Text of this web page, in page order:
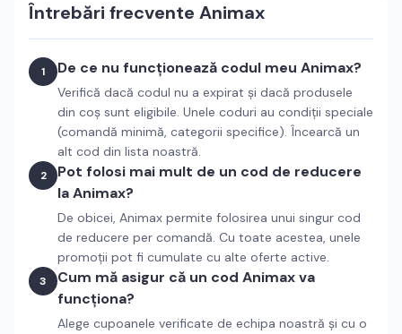
Întrebări frecvente Animax
1 De ce nu funcționează codul meu Animax?
Verifică dacă codul nu a expirat și dacă produsele
din coș sunt eligibile. Unele coduri au condiții speciale
(comandă minimă, categorii specifice). Încearcă un
alt cod din lista noastră.
2
Pot folosi mai mult de un cod de reducere
la Animax?
De obicei, Animax permite folosirea unui singur cod
de reducere per comandă. Cu toate acestea, unele
promoții pot fi cumulate cu alte oferte active.
3
Cum mă asigur că un cod Animax va
funcționa?
Alege cupoanele verificate de echipa noastră și cu o